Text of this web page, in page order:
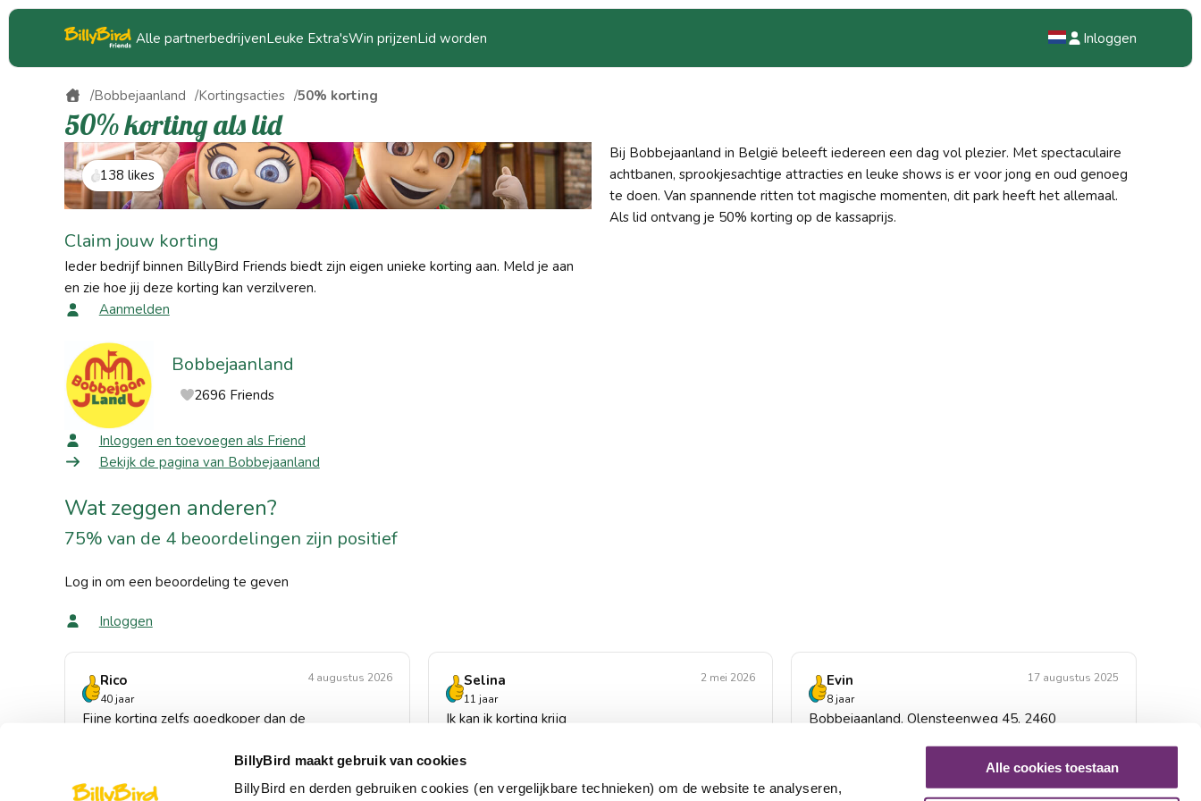
BillyBird maakt gebruik van cookies
BillyBird en derden gebruiken cookies (en vergelijkbare technieken) om de website te analyseren,
Alle cookies toestaan
Alle partnerbedrijvenLeuke Extra'sWin prijzenLid worden
DE
Inloggen
Bobbejaanland Kortingsacties 50% korting
50% korting als lid
138 likes
Claim jouw korting
Ieder bedrijf binnen BillyBird Friends biedt zijn eigen unieke korting aan. Meld je aan
en zie hoe jij deze korting kan verzilveren.
Aanmelden
Bij Bobbejaanland in België beleeft iedereen een dag vol plezier. Met spectaculaire
achtbanen, sprookjesachtige attracties en leuke shows is er voor jong en oud genoeg
te doen. Van spannende ritten tot magische momenten, dit park heeft het allemaal.
Als lid ontvang je 50% korting op de kassaprijs.
Bobbejaanland
2696 Friends
Inloggen en toevoegen als Friend
Bekijk de pagina van Bobbejaanland
Wat zeggen anderen?
75% van de 4 beoordelingen zijn positief
Log in om een beoordeling te geven
Inloggen
Rico
40 jaar
4 augustus 2026
Fijne korting zelfs goedkoper dan de
Beoordeling voor: Een bezoek of aankoop bij Bobbejaanland
Selina
11 jaar
2 mei 2026
Ik kan ik korting krijg
Evin
8 jaar
17 augustus 2025
Bobbejaanland, Olensteenweg 45, 2460